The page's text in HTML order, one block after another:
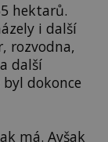
hektarů.
i další
rozvodna,
další
dokonce
má. Avšak